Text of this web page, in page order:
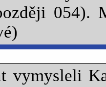
054).
vymysleli